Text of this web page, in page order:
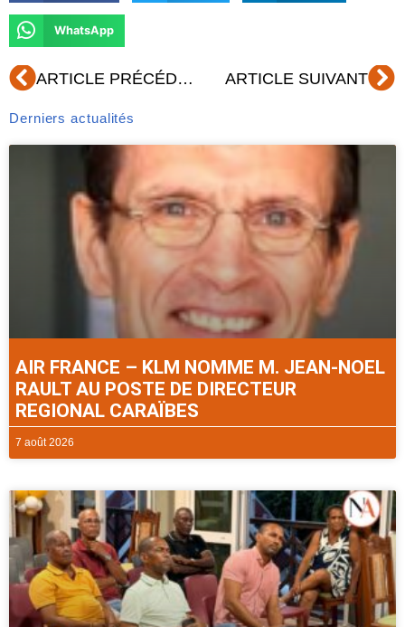
WhatsApp
Précédent ARTICLE PRÉCÉDENT ARTICLE SUIVANT
Derniers actualités
AIR FRANCE – KLM NOMME M. JEAN-NOEL
RAULT AU POSTE DE DIRECTEUR
REGIONAL CARAÏBES
7 août 2026